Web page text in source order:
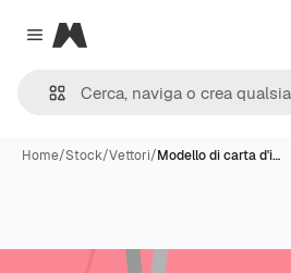
Close menu
Magnific
Home/Stock/Vettori/Modello di carta d'i…